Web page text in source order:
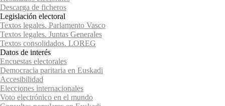
Descarga de ficheros
Legislación electoral
Textos legales. Parlamento Vasco
Textos legales. Juntas Generales
Textos consolidados. LOREG
Datos de interés
Encuestas electorales
Democracia paritaria en Euskadi
Accesibilidad
Elecciones internacionales
Voto electrónico en el mundo